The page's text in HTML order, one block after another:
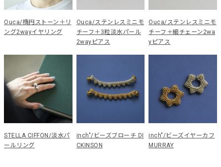
Ouca/楕円ストーン＋リ
ング2wayイヤリング
Ouca/ステンレスミニモ
チーフ＋3粒淡水パール
2wayピアス
Ouca/ステンレスミニモ
チーフ＋細チェーン2wa
yピアス
STELLA CIFFON/淡水パ
ールリング
inch"/ビーズブローチ DI
CKINSON
inch"/ビーズイヤーカフ
MURRAY